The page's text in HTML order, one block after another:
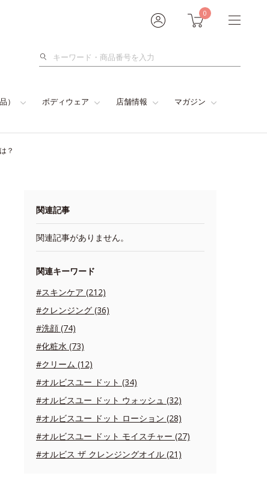
0
検
） ボディウェア 店舗情報 マガジン
？
関連記事
関連記事がありません。
関連キーワード
#スキンケア (212)
#クレンジング (36)
#洗顔 (74)
#化粧水 (73)
#クリーム (12)
#オルビスユー ドット (34)
#オルビスユー ドット ウォッシュ (32)
#オルビスユー ドット ローション (28)
#オルビスユー ドット モイスチャー (27)
#オルビス ザ クレンジングオイル (21)